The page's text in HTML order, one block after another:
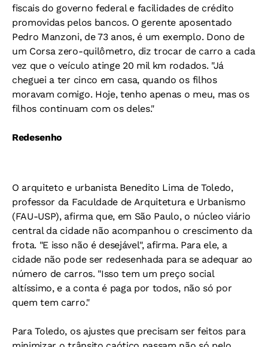
fiscais do governo federal e facilidades de crédito
promovidas pelos bancos. O gerente aposentado
Pedro Manzoni, de 73 anos, é um exemplo. Dono de
um Corsa zero-quilômetro, diz trocar de carro a cada
vez que o veículo atinge 20 mil km rodados. "Já
cheguei a ter cinco em casa, quando os filhos
moravam comigo. Hoje, tenho apenas o meu, mas os
filhos continuam com os deles."
Redesenho
O arquiteto e urbanista Benedito Lima de Toledo,
professor da Faculdade de Arquitetura e Urbanismo
(FAU-USP), afirma que, em São Paulo, o núcleo viário
central da cidade não acompanhou o crescimento da
frota. "E isso não é desejável", afirma. Para ele, a
cidade não pode ser redesenhada para se adequar ao
número de carros. "Isso tem um preço social
altíssimo, e a conta é paga por todos, não só por
quem tem carro."
Para Toledo, os ajustes que precisam ser feitos para